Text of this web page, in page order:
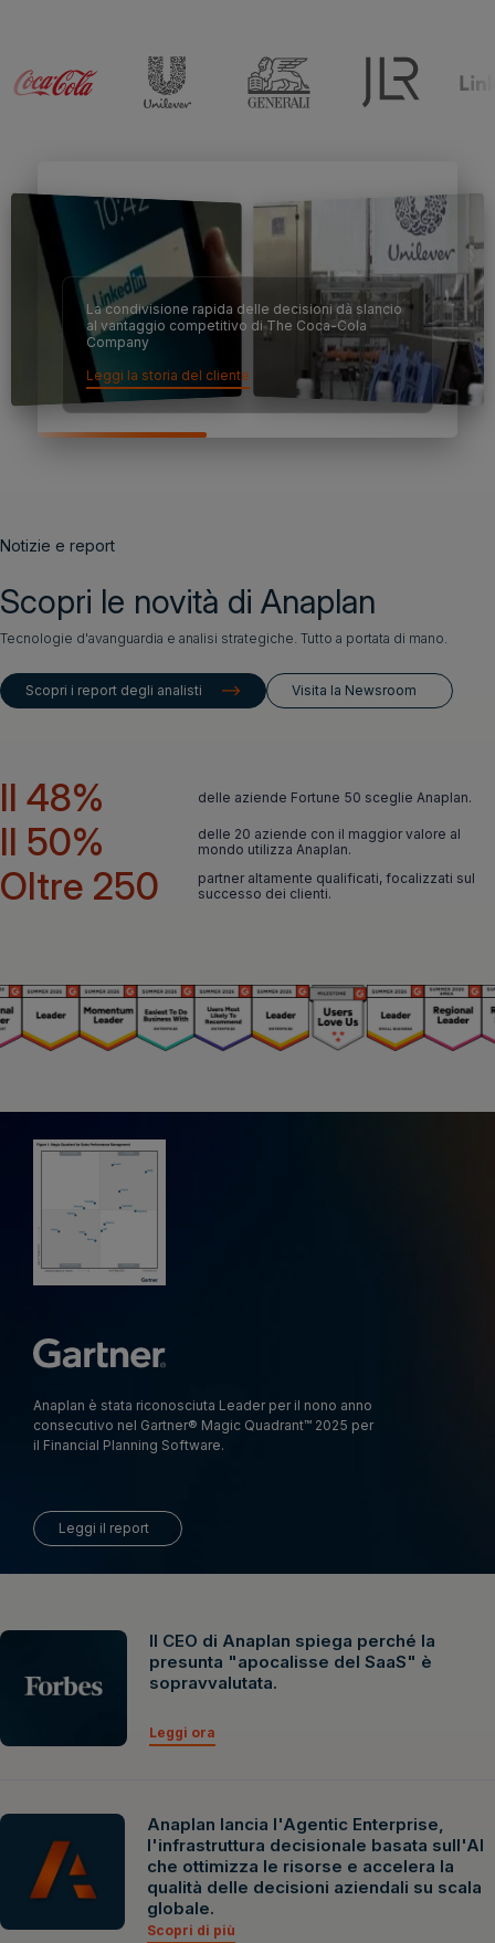
La condivisione rapida delle decisioni dà slancio
al vantaggio competitivo di The Coca-Cola
Company
Leggi la storia del cliente
Notizie e report
Scopri le novità di Anaplan
Tecnologie d'avanguardia e analisi strategiche. Tutto a portata di mano.
Scopri i report degli analisti Visita la Newsroom
Il 48% delle aziende Fortune 50 sceglie Anaplan.
Il 50%
delle 20 aziende con il maggior valore al
mondo utilizza Anaplan.
Oltre 250
partner altamente qualificati, focalizzati sul
successo dei clienti.
Anaplan è stata riconosciuta Leader per il nono anno
consecutivo nel Gartner® Magic Quadrant™ 2025 per
il Financial Planning Software.
Leggi il report
Il CEO di Anaplan spiega perché la
presunta "apocalisse del SaaS" è
sopravvalutata.
Leggi ora
Anaplan lancia l'Agentic Enterprise,
l'infrastruttura decisionale basata sull'AI
che ottimizza le risorse e accelera la
qualità delle decisioni aziendali su scala
globale.
Scopri di più